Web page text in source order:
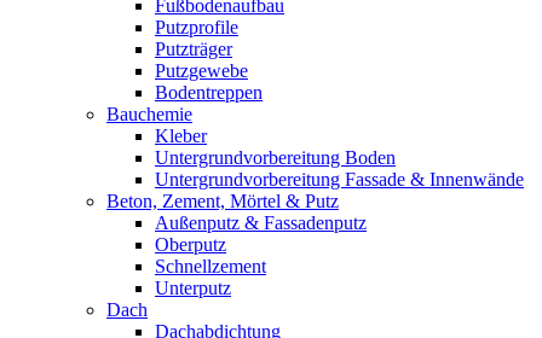
Fußbodenaufbau
Putzprofile
Putzträger
Putzgewebe
Bodentreppen
Bauchemie
Kleber
Untergrundvorbereitung Boden
Untergrundvorbereitung Fassade & Innenwände
Beton, Zement, Mörtel & Putz
Außenputz & Fassadenputz
Oberputz
Schnellzement
Unterputz
Dach
Dachabdichtung